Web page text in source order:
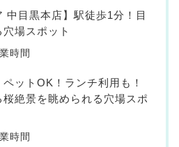
中目黒本店】駅徒歩1分！目
場スポット
時間
ペットOK！ランチ利用も！
桜絶景を眺められる穴場スポ
時間